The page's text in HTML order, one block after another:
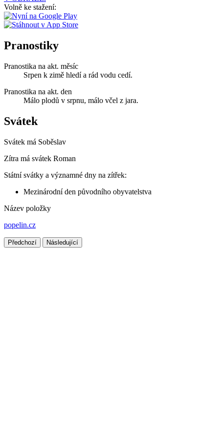
Volně ke stažení:
Pranostiky
Pranostika na akt. měsíc
Srpen k zimě hledí a rád vodu cedí.
Pranostika na akt. den
Málo plodů v srpnu, málo včel z jara.
Svátek
Svátek má Soběslav
Zítra má svátek Roman
Státní svátky a významné dny na zítřek:
Mezinárodní den původního obyvatelstva
Název položky
popelin.cz
Předchozí Následující